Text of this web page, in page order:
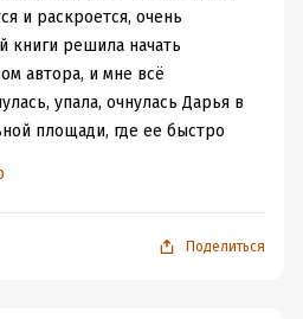
и раскроется, очень
книги решила начать
автора, и мне всё
упала, очнулась Дарья в
площади, где ее быстро
жена. Отбил у местногоПоделиться